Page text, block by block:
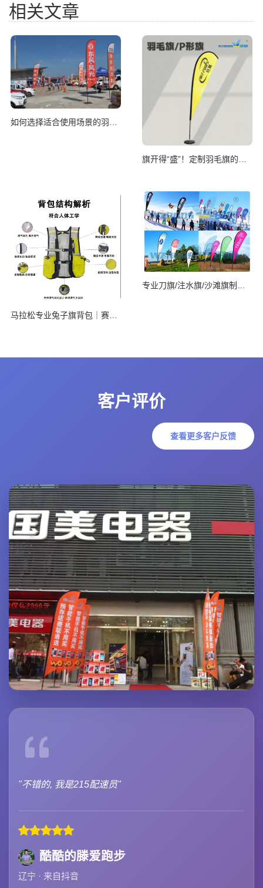
相关文章
如何选择适合使用场景的羽毛旗尺寸
专业刀旗/注水旗/沙滩旗制造商
客户评价
查看更多客户反馈
"不错的, 我是215配速员"
酷酷的滕爱跑步
辽宁 · 来自抖音